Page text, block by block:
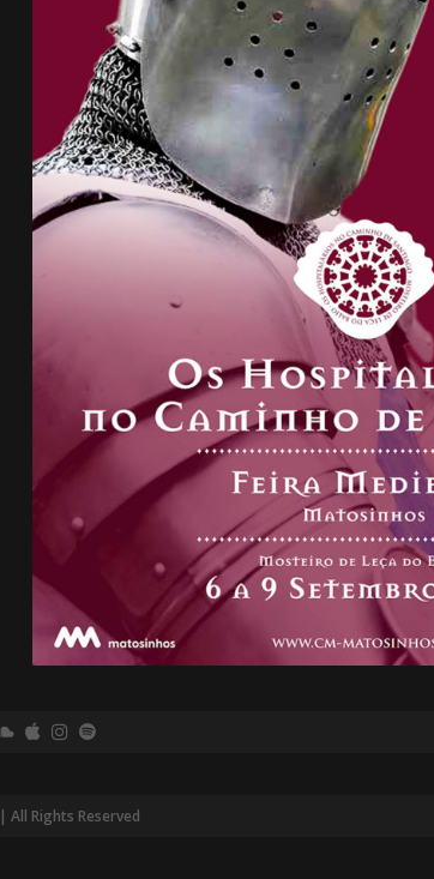
All Rights Reserved